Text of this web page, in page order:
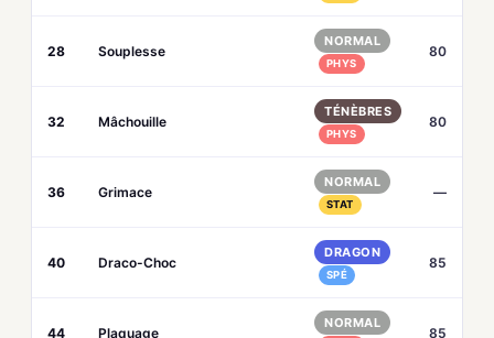
28 Souplesse
NORMAL
PHYS
80
32 Mâchouille
TÉNÈBRES
PHYS
80
36 Grimace
NORMAL
STAT
—
40 Draco-Choc
DRAGON
SPÉ
85
44 Plaquage
NORMAL
85